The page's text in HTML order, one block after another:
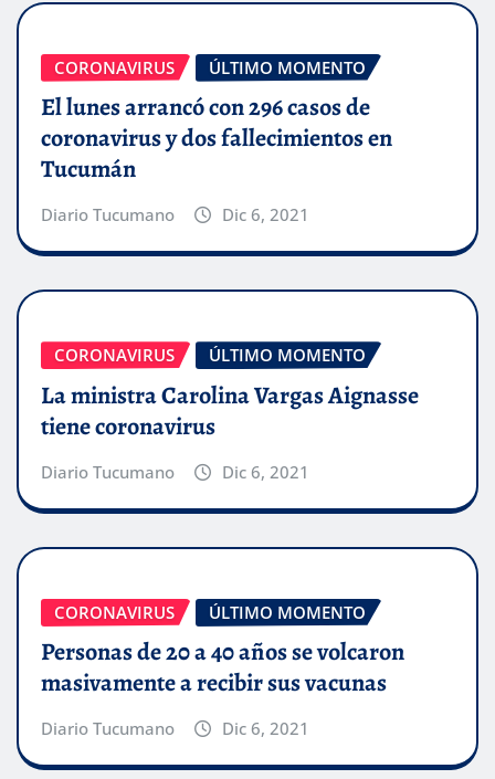
CORONAVIRUS ÚLTIMO MOMENTO
El lunes arrancó con 296 casos de
coronavirus y dos fallecimientos en
Tucumán
Diario Tucumano Dic 6, 2021
CORONAVIRUS ÚLTIMO MOMENTO
La ministra Carolina Vargas Aignasse
tiene coronavirus
Diario Tucumano Dic 6, 2021
CORONAVIRUS ÚLTIMO MOMENTO
Personas de 20 a 40 años se volcaron
masivamente a recibir sus vacunas
Diario Tucumano Dic 6, 2021